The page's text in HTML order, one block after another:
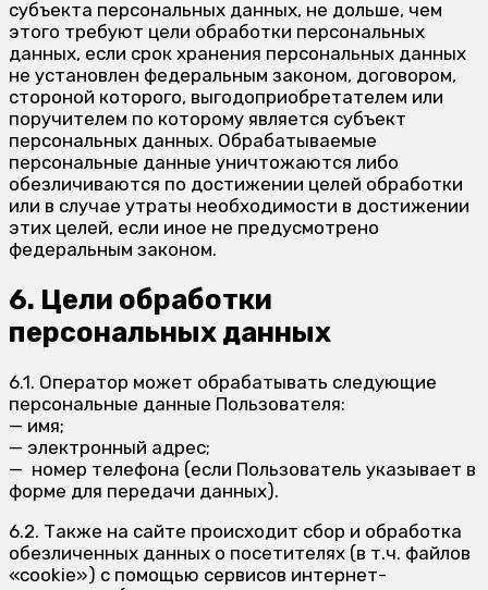
субъекта персональных данных, не дольше, чем
этого требуют цели обработки персональных
данных, если срок хранения персональных данных
не установлен федеральным законом, договором,
стороной которого, выгодоприобретателем или
поручителем по которому является субъект
персональных данных. Обрабатываемые
персональные данные уничтожаются либо
обезличиваются по достижении целей обработки
или в случае утраты необходимости в достижении
этих целей, если иное не предусмотрено
федеральным законом.
6. Цели обработки
персональных данных
6.1. Оператор может обрабатывать следующие
персональные данные Пользователя:
— имя;
— электронный адрес;
— номер телефона (если Пользователь указывает в
форме для передачи данных).
6.2. Также на сайте происходит сбор и обработка
обезличенных данных о посетителях (в т.ч. файлов
«cookie») с помощью сервисов интернет-